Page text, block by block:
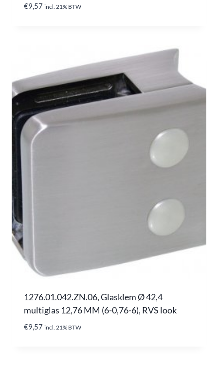
€9,57 incl. 21% BTW
1276.01.042.ZN.06, Glasklem Ø 42,4
multiglas 12,76 MM (6-0,76-6), RVS look
€9,57 incl. 21% BTW